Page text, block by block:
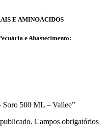
E AMINOÁCIDOS
e Abastecimento:
Soro 500 ML – Vallee”
Campos obrigatórios